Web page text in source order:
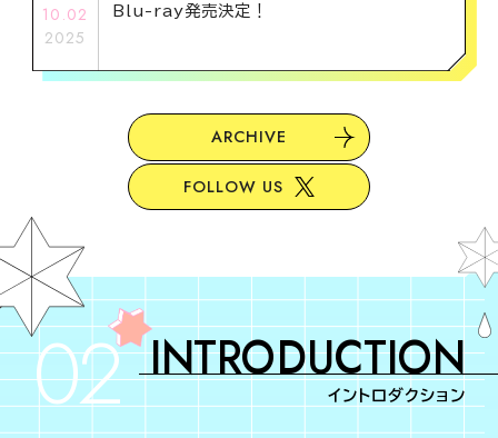
2025
10.02 Blu-ray発売決定！
ARCHIVE
FOLLOW US
02 INTRODUCTION
イントロダクション